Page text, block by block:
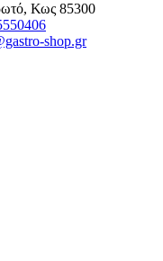
Κως 85300
shop.gr